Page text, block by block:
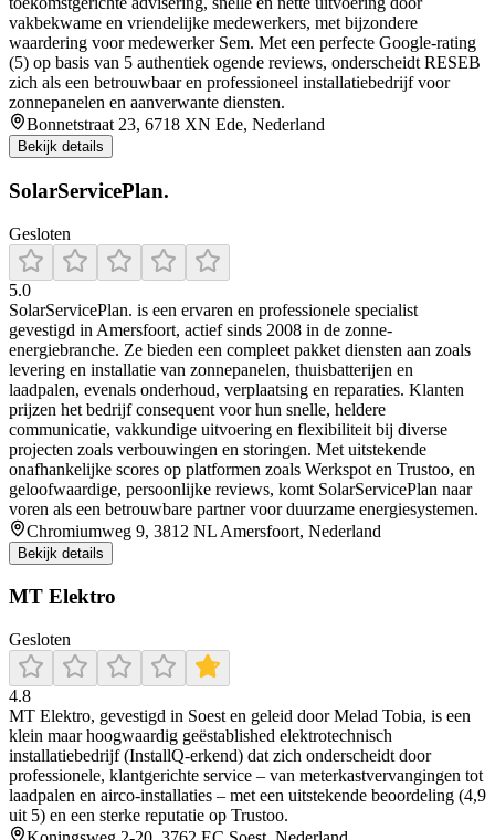
vakbekwame en vriendelijke medewerkers, met bijzondere
waardering voor medewerker Sem. Met een perfecte Google-rating
(5) op basis van 5 authentiek ogende reviews, onderscheidt RESEB
zich als een betrouwbaar en professioneel installatiebedrijf voor
zonnepanelen en aanverwante diensten.
Bonnetstraat 23, 6718 XN Ede, Nederland
Bekijk details
SolarServicePlan.
Gesloten
5.0
SolarServicePlan. is een ervaren en professionele specialist
gevestigd in Amersfoort, actief sinds 2008 in de zonne-
energiebranche. Ze bieden een compleet pakket diensten aan zoals
levering en installatie van zonnepanelen, thuisbatterijen en
laadpalen, evenals onderhoud, verplaatsing en reparaties. Klanten
prijzen het bedrijf consequent voor hun snelle, heldere
communicatie, vakkundige uitvoering en flexibiliteit bij diverse
projecten zoals verbouwingen en storingen. Met uitstekende
onafhankelijke scores op platformen zoals Werkspot en Trustoo, en
geloofwaardige, persoonlijke reviews, komt SolarServicePlan naar
voren als een betrouwbare partner voor duurzame energiesystemen.
Chromiumweg 9, 3812 NL Amersfoort, Nederland
Bekijk details
MT Elektro
Gesloten
4.8
MT Elektro, gevestigd in Soest en geleid door Melad Tobia, is een
klein maar hoogwaardig geëstablished elektrotechnisch
installatiebedrijf (InstallQ‑erkend) dat zich onderscheidt door
professionele, klantgerichte service – van meterkastvervangingen tot
laadpalen en airco-installaties – met een uitstekende beoordeling (4,9
uit 5) en een sterke reputatie op Trustoo.